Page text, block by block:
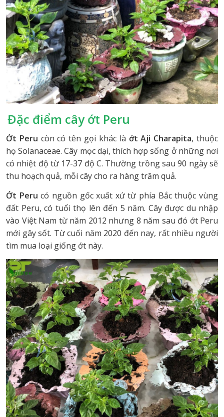
Đặc điểm cây ớt Peru
Ớt Peru còn có tên gọi khác là ớt Aji Charapita, thuộc
họ Solanaceae. Cây mọc dại, thích hợp sống ở những nơi
có nhiệt độ từ 17-37 độ C. Thường trồng sau 90 ngày sẽ
thu hoạch quả, mỗi cây cho ra hàng trăm quả.
Ớt Peru có nguồn gốc xuất xứ từ phía Bắc thuộc vùng
đất Peru, có tuổi thọ lên đến 5 năm. Cây được du nhập
vào Việt Nam từ năm 2012 nhưng 8 năm sau đó ớt Peru
mới gây sốt. Từ cuối năm 2020 đến nay, rất nhiều người
tìm mua loại giống ớt này.